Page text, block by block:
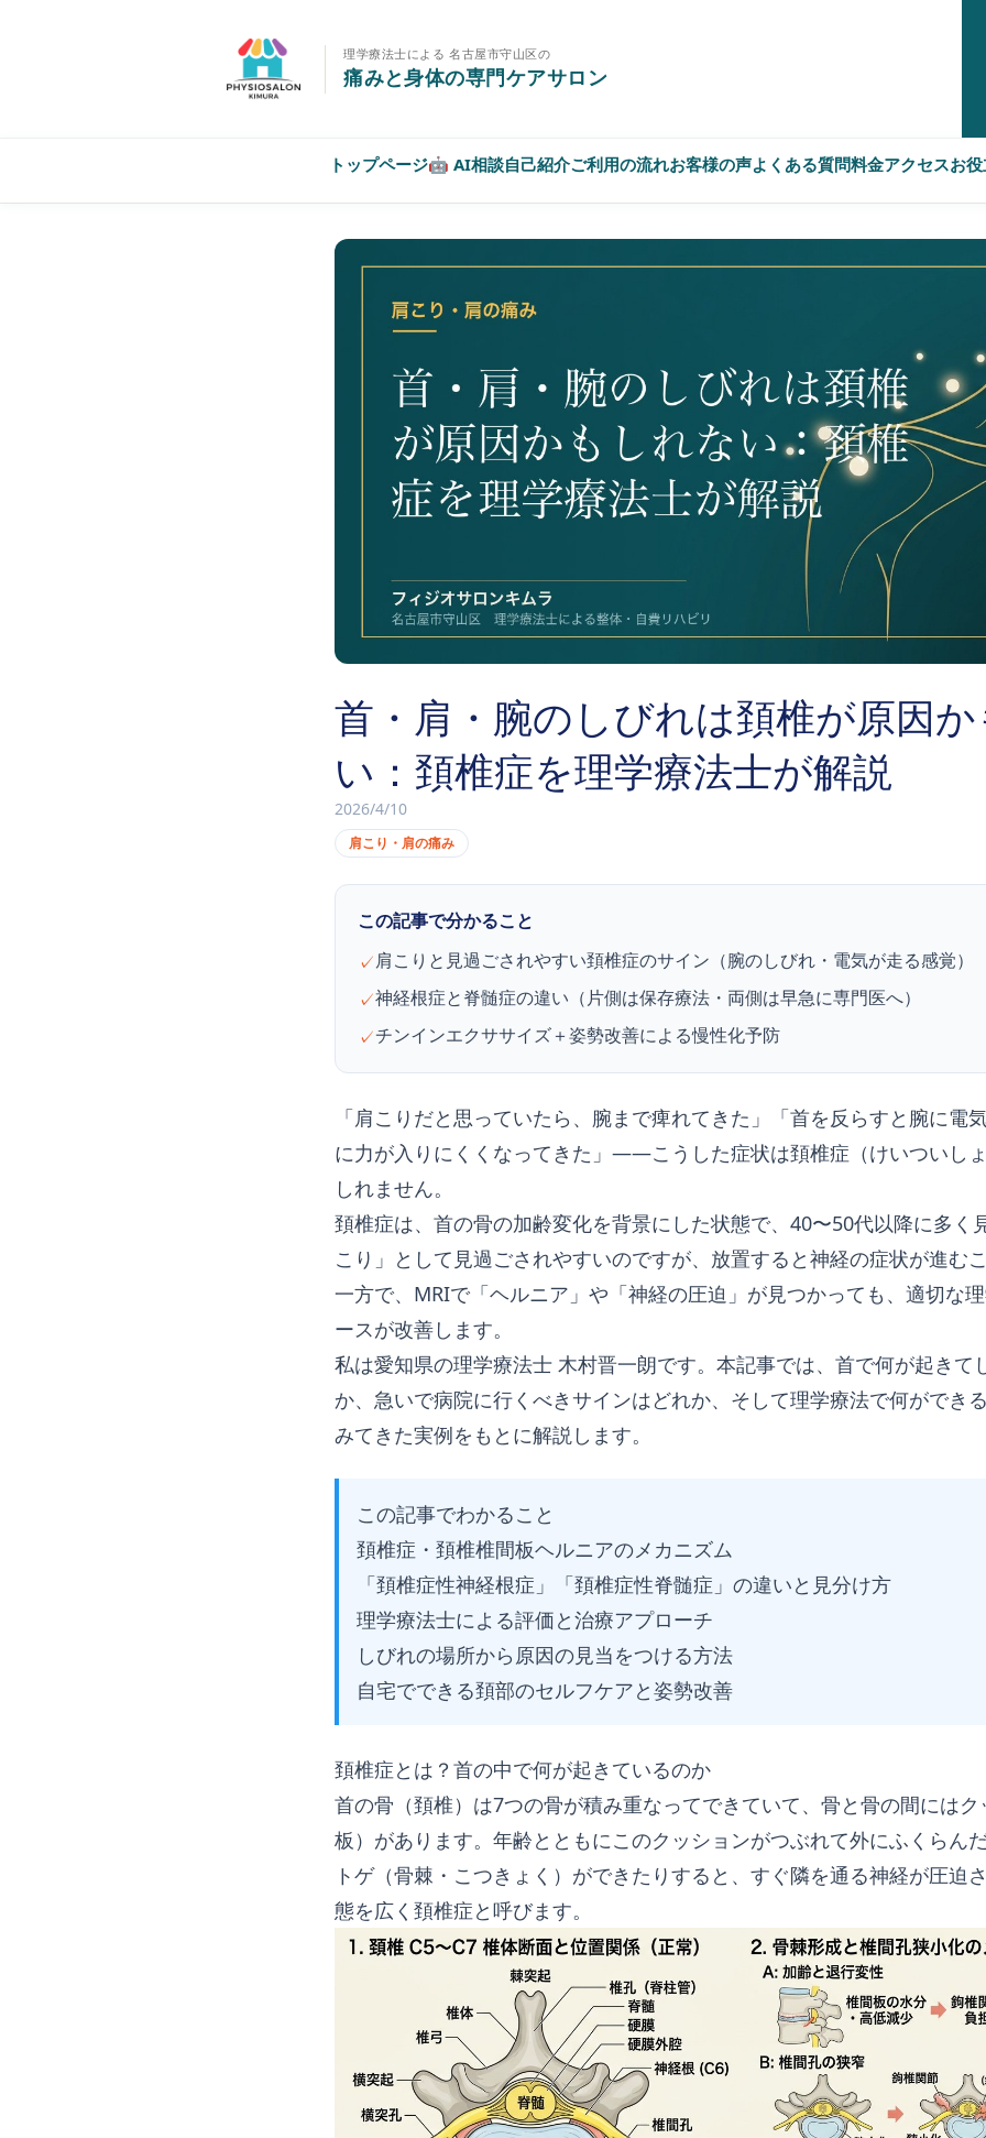
理学療法士による 名古屋市守山区の
痛みと身体の専門ケアサロン
トップページ🤖 AI相談自己紹介ご利用の流れお客様の声よくある質問料金アクセスお
首・肩・腕のしびれは頚椎が原因
い：頚椎症を理学療法士が解説
2026/4/10
肩こり・肩の痛み
この記事で分かること
✓肩こりと見過ごされやすい頚椎症のサイン（腕のしびれ・電気が走る感覚）
✓神経根症と脊髄症の違い（片側は保存療法・両側は早急に専門医へ）
✓チンインエクササイズ＋姿勢改善による慢性化予防
「肩こりだと思っていたら、腕まで痺れてきた」「首を反らすと腕に電
に力が入りにくくなってきた」——こうした症状は頚椎症（けいついし
しれません。
頚椎症は、首の骨の加齢変化を背景にした状態で、40〜50代以降に多く
こり」として見過ごされやすいのですが、放置すると神経の症状が進む
一方で、MRIで「ヘルニア」や「神経の圧迫」が見つかっても、適切な
ースが改善します。
私は愛知県の理学療法士 木村晋一朗です。本記事では、首で何が起きて
か、急いで病院に行くべきサインはどれか、そして理学療法で何ができ
みてきた実例をもとに解説します。
この記事でわかること
頚椎症・頚椎椎間板ヘルニアのメカニズム
「頚椎症性神経根症」「頚椎症性脊髄症」の違いと見分け方
理学療法士による評価と治療アプローチ
しびれの場所から原因の見当をつける方法
自宅でできる頚部のセルフケアと姿勢改善
頚椎症とは？首の中で何が起きているのか
首の骨（頚椎）は7つの骨が積み重なってできていて、骨と骨の間には
板）があります。年齢とともにこのクッションがつぶれて外にふくらん
トゲ（骨棘・こつきょく）ができたりすると、すぐ隣を通る神経が圧迫
態を広く頚椎症と呼びます。